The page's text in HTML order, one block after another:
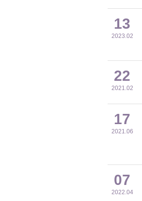
13
2023.02
22
2021.02
17
2021.06
07
2022.04